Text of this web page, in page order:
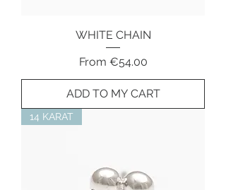
WHITE CHAIN
From €54.00
Sale Price
ADD TO MY CART
14 KARAT